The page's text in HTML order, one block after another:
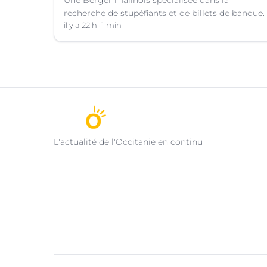
recherche de stupéfiants et de billets de banque.
il y a 22 h 1 min
L'actualité de l'Occitanie en continu